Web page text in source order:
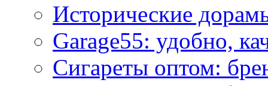
Исторические
Garage55: удобно,
Сигареты оптом: